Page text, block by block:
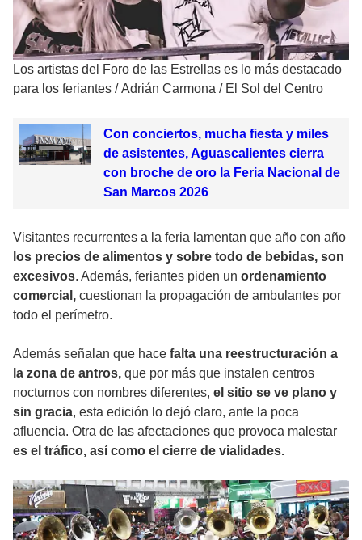
Los artistas del Foro de las Estrellas es lo más destacado
para los feriantes /Adrián Carmona / El Sol del Centro
Con conciertos, mucha fiesta y miles
de asistentes, Aguascalientes cierra
con broche de oro la Feria Nacional de
San Marcos 2026
Visitantes recurrentes a la feria lamentan que año con año
los precios de alimentos y sobre todo de bebidas, son
excesivos. Además, feriantes piden un ordenamiento
comercial, cuestionan la propagación de ambulantes por
todo el perímetro.
Además señalan que hace falta una reestructuración a
la zona de antros, que por más que instalen centros
nocturnos con nombres diferentes, el sitio se ve plano y
sin gracia, esta edición lo dejó claro, ante la poca
afluencia. Otra de las afectaciones que provoca malestar
es el tráfico, así como el cierre de vialidades.